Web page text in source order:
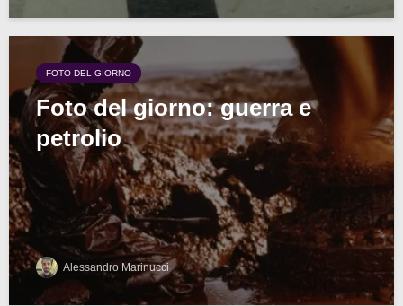
FOTO DEL GIORNO
Foto del giorno: guerra e
petrolio
Alessandro Marinucci